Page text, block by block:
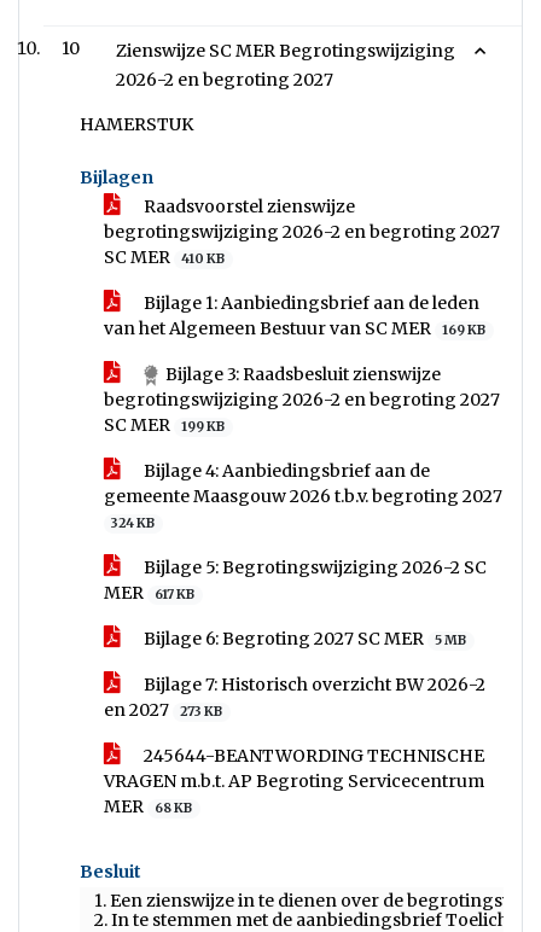
10
Zienswijze SC MER Begrotingswijziging
2026-2 en begroting 2027
HAMERSTUK
Bijlagen
Raadsvoorstel zienswijze
begrotingswijziging 2026-2 en begroting 2027
SC MER
410 KB
Bijlage 1: Aanbiedingsbrief aan de leden
van het Algemeen Bestuur van SC MER
169 KB
Bijlage 3: Raadsbesluit zienswijze
begrotingswijziging 2026-2 en begroting 2027
SC MER
199 KB
Bijlage 4: Aanbiedingsbrief aan de
gemeente Maasgouw 2026 t.b.v. begroting 2027
324 KB
Bijlage 5: Begrotingswijziging 2026-2 SC
MER
617 KB
Bijlage 6: Begroting 2027 SC MER 5 MB
Bijlage 7: Historisch overzicht BW 2026-2
en 2027
273 KB
245644-BEANTWORDING TECHNISCHE
VRAGEN m.b.t. AP Begroting Servicecentrum
MER
68 KB
Besluit
1. Een zienswijze in te dienen over de
2. In te stemmen met de aanbiedingsbrief